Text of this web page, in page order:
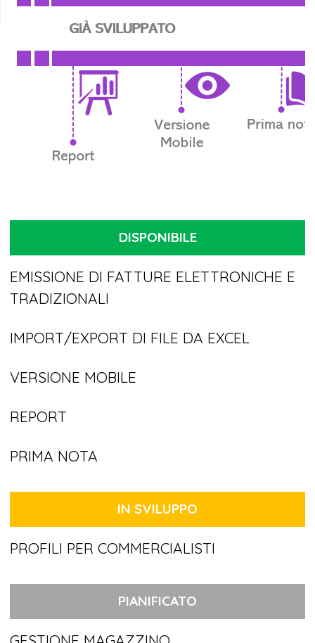
DISPONIBILE
EMISSIONE DI FATTURE ELETTRONICHE E
TRADIZIONALI
IMPORT/EXPORT DI FILE DA EXCEL
VERSIONE MOBILE
REPORT
PRIMA NOTA
IN SVILUPPO
PROFILI PER COMMERCIALISTI
PIANIFICATO